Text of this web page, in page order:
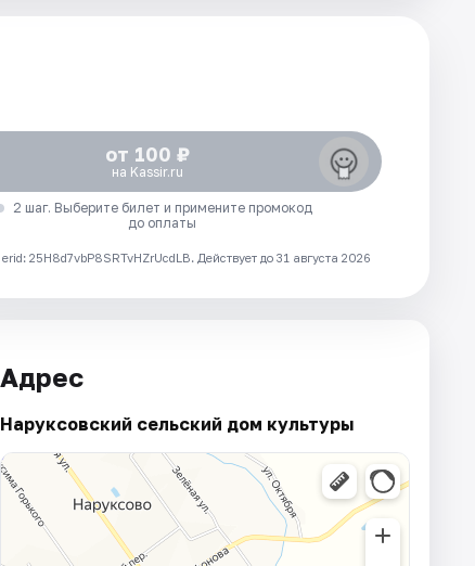
от 100 ₽
на Kassir.ru
2 шаг. Выберите билет и примените промокод
до оплаты
25H8d7vbP8SRTvHZrUcdLB. Действует до 31 августа 2026
Адрес
Наруксовский сельский дом культуры